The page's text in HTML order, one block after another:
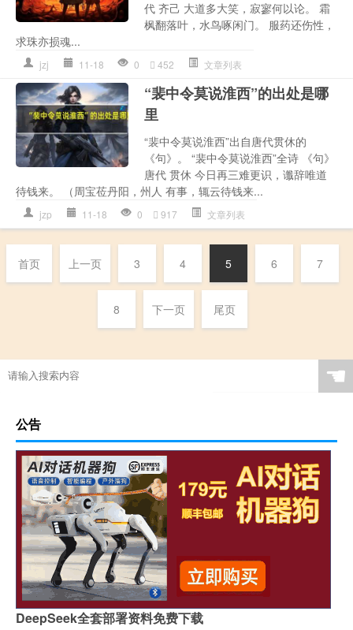
代 齐己 大道多大笑，寂寥何以论。 霜
枫翻落叶，水鸟啄闲门。 服药还伤性，
求珠亦损魂...
jzj 11-18 0 452 文章列表
“裴中令莫说淮西”的出处是哪
里
“裴中令莫说淮西”出自唐代贯休的
《句》。 “裴中令莫说淮西”全诗 《句》
唐代 贯休 今日再三难更识，谶辞唯道
待钱来。 （周宝莅丹阳，州人 有事，辄云待钱来...
jzp 11-18 0 917 文章列表
首页 上一页 3 4 5 6 7
8 下一页 尾页
☚
公告
DeepSeek全套部署资料免费下载